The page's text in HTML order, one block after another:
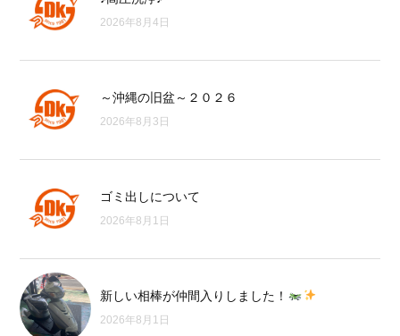
2026年8月4日
～沖縄の旧盆～２０２６
2026年8月3日
ゴミ出しについて
2026年8月1日
新しい相棒が仲間入りしました！
2026年8月1日